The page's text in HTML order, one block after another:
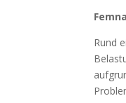
Rund